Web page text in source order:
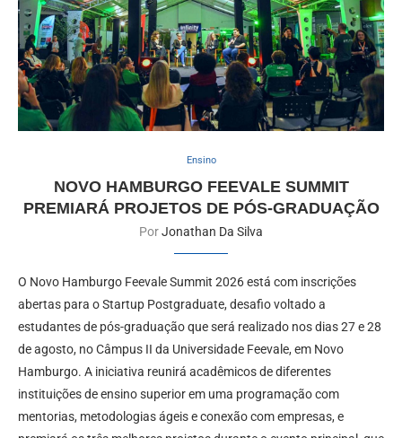
Ensino
NOVO HAMBURGO FEEVALE SUMMIT
PREMIARÁ PROJETOS DE PÓS-GRADUAÇÃO
PorJonathan Da Silva
O Novo Hamburgo Feevale Summit 2026 está com inscrições
abertas para o Startup Postgraduate, desafio voltado a
estudantes de pós-graduação que será realizado nos dias 27 e 28
de agosto, no Câmpus II da Universidade Feevale, em Novo
Hamburgo. A iniciativa reunirá acadêmicos de diferentes
instituições de ensino superior em uma programação com
mentorias, metodologias ágeis e conexão com empresas, e